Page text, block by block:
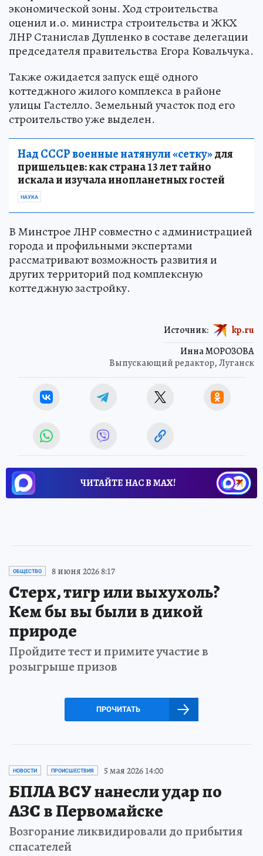
экономической зоны. Ход строительства
оценил и.о. министра строительства и ЖКХ
ЛНР Станислав Дупленко в составе делегации
председателя правительства Егора Ковальчука.
Также ожидается запуск ещё одного
коттеджного жилого комплекса в районе
улицы Гастелло. Земельный участок под его
строительство уже выделен.
Над СССР военные натянули «сетку»для
пришельцев: как страна 13 лет тайно
искала и изучала инопланетных гостей
НАУКА
В Минстрое ЛНР совместно с администрацией
города и профильными экспертами
рассматривают возможность развития и
других территорий под комплексную
коттеджную застройку.
Инна МОРОЗОВА
Выпускающий редактор, Луганск
Источник: kp.ru
ЧИТАЙТЕ НАС В МАХ!
ОБЩЕСТВО 8 июня 2026 8:17
Стерх, тигр или выхухоль?
Кем бы вы были в дикой
природе
Пройдите тест и примите участие в
розыгрыше призов
ПРОЧИТАТЬ
НОВОСТИ ПРОИСШЕСТВИЯ 5 мая 2026 14:00
БПЛА ВСУ нанесли удар по
АЗС в Первомайске
Возгорание ликвидировали до прибытия
спасателей